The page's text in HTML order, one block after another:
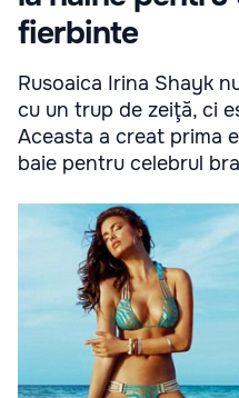
fierbinte
Rusoaica Irina Shayk
cu un trup de zeiţă, ci
Aceasta a creat prima
baie pentru celebrul